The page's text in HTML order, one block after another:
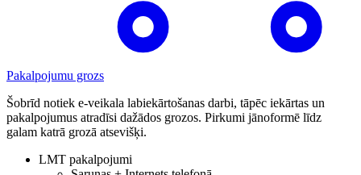
Pakalpojumu grozs
Šobrīd notiek e-veikala labiekārtošanas darbi, tāpēc iekārtas un
pakalpojumus atradīsi dažādos grozos. Pirkumi jānoformē līdz
galam katrā grozā atsevišķi.
LMT pakalpojumi